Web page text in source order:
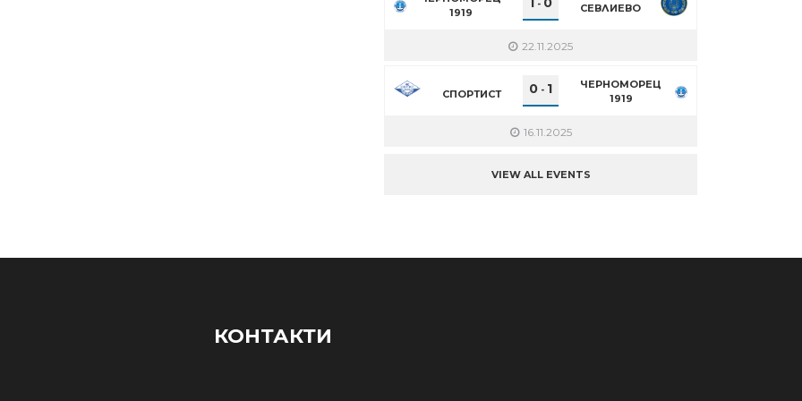
1919
- СЕВЛИЕВО
22.11.2025
СПОРТИСТ 0 - 1
ЧЕРНОМОРЕЦ
1919
16.11.2025
VIEW ALL EVENTS
КОНТАКТИ